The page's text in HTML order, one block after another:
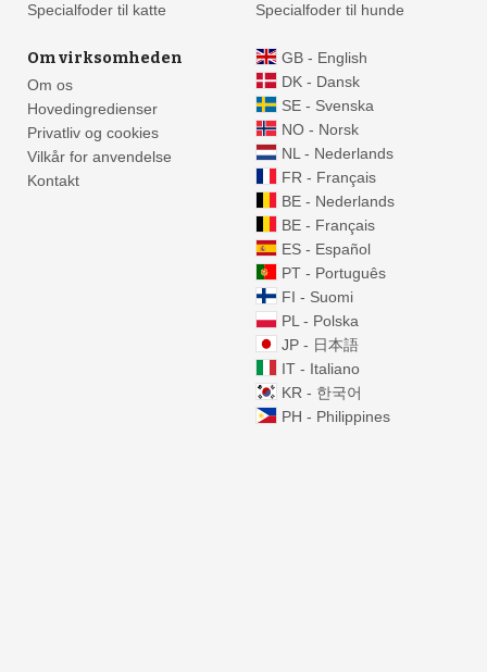
Specialfoder til katte
Specialfoder til hunde
Om virksomheden
Om os
Hovedingredienser
Privatliv og cookies
Vilkår for anvendelse
Kontakt
GB - English
DK - Dansk
SE - Svenska
NO - Norsk
NL - Nederlands
FR - Français
BE - Nederlands
BE - Français
ES - Español
PT - Português
FI - Suomi
PL - Polska
JP - 日本語
IT - Italiano
KR - 한국어
PH - Philippines